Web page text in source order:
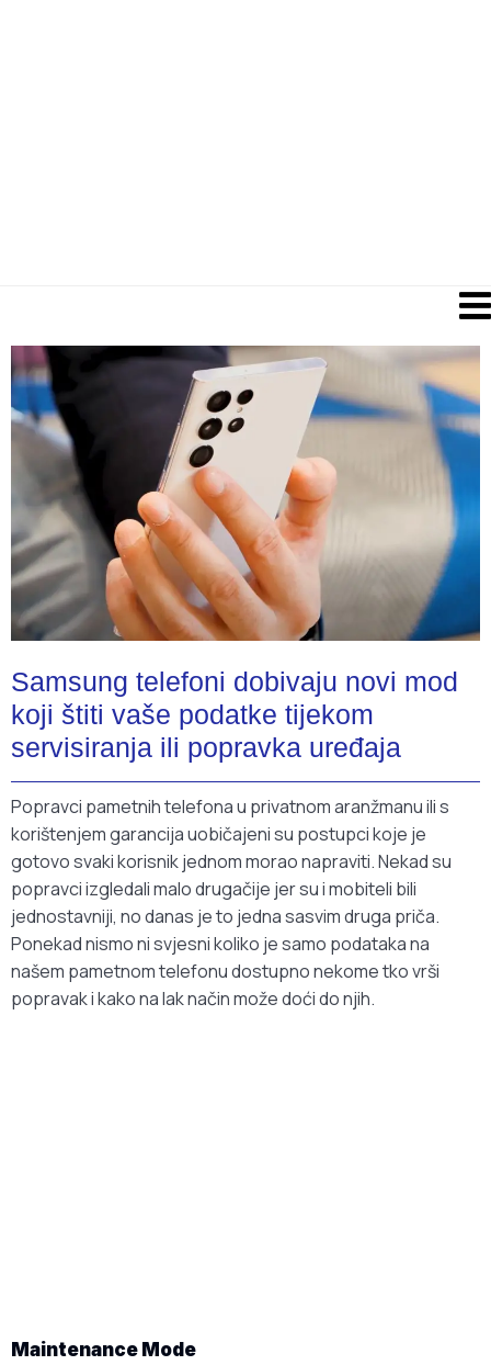
Samsung telefoni dobivaju novi mod
koji štiti vaše podatke tijekom
servisiranja ili popravka uređaja
Popravci pametnih telefona u privatnom aranžmanu ili s
korištenjem garancija uobičajeni su postupci koje je
gotovo svaki korisnik jednom morao napraviti. Nekad su
popravci izgledali malo drugačije jer su i mobiteli bili
jednostavniji, no danas je to jedna sasvim druga priča.
Ponekad nismo ni svjesni koliko je samo podataka na
našem pametnom telefonu dostupno nekome tko vrši
popravak i kako na lak način može doći do njih.
Maintenance Mode